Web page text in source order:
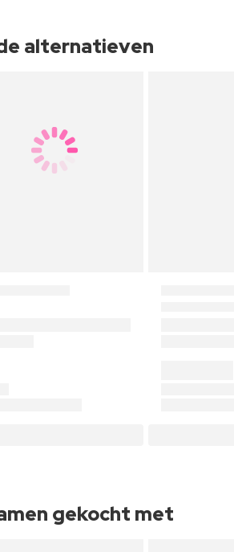
alternatieven
gekocht met